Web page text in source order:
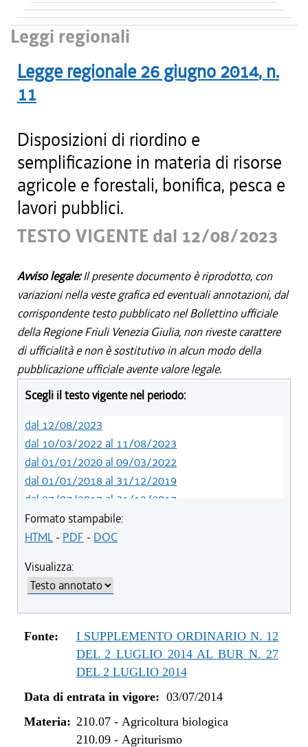
Leggi regionali
Legge regionale 26 giugno 2014, n.
11
Disposizioni di riordino e
semplificazione in materia di risorse
agricole e forestali, bonifica, pesca e
lavori pubblici.
TESTO VIGENTE dal 12/08/2023
Avviso legale:Il presente documento è riprodotto, con
variazioni nella veste grafica ed eventuali annotazioni, dal
corrispondente testo pubblicato nel Bollettino ufficiale
della Regione Friuli Venezia Giulia, non riveste carattere
di ufficialità e non è sostitutivo in alcun modo della
pubblicazione ufficiale avente valore legale.
Scegli il testo vigente nel periodo:
dal 12/08/2023
dal 10/03/2022 al 11/08/2023
dal 01/01/2020 al 09/03/2022
dal 01/01/2018 al 31/12/2019
dal 27/07/2017 al 31/12/2017
dal 13/01/2016 al 26/07/2017
dal 07/01/2015 al 12/01/2016
Formato stampabile:
HTML- PDF - DOC
Visualizza:
Fonte:
I SUPPLEMENTO ORDINARIO N. 12
DEL 2 LUGLIO 2014 AL BUR N. 27
DEL 2 LUGLIO 2014
Data di entrata in vigore: 03/07/2014
Materia: 210.07- Agricoltura biologica
210.09- Agriturismo